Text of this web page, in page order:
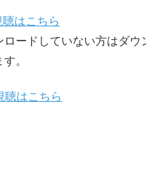
はこちら
ロードしていない方はダウ
。
聴はこちら